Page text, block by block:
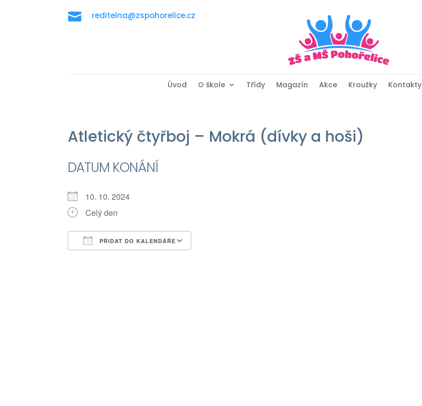
 reditelna@zspohorelice.cz
Úvod O škole Třídy Magazín Akce Kroužky Kontakty
Atletický čtyřboj – Mokrá (dívky a hoši)
DATUM KONÁNÍ
10. 10. 2024
Celý den
PŘIDAT DO KALENDÁŘE